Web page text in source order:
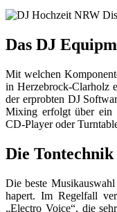
Das DJ
Mit welchen
in Herzebrock-Clarholz
der erprobten DJ
Mixing erfolgt über ein
CD-Player oder
Die Tontechnik
Die beste
hapert. Im Regelfall
„Electro Voice“, die